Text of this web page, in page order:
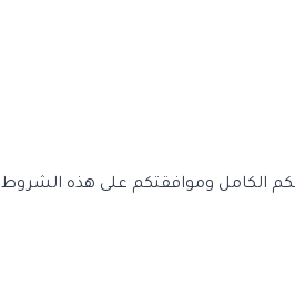
الكامل وموافقتكم على هذه الشروط